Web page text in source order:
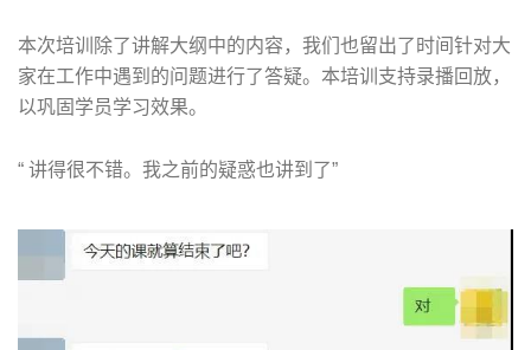
本次培训除了讲解大纲中的内容，我们也留出了时间针对大
家在工作中遇到的问题进行了答疑。本培训支持录播回放，
以巩固学员学习效果。
“ 讲得很不错。我之前的疑惑也讲到了”